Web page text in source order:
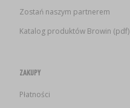
Zostań naszym partnerem
Katalog produktów Browin (pdf)
ZAKUPY
Płatności